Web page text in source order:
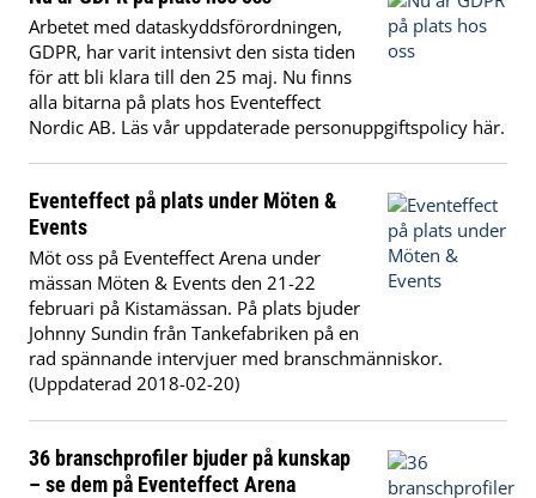
Arbetet med dataskyddsförordningen,
GDPR, har varit intensivt den sista tiden
för att bli klara till den 25 maj. Nu finns
alla bitarna på plats hos Eventeffect
Nordic AB. Läs vår uppdaterade personuppgiftspolicy här.
Eventeffect på plats under Möten &
Events
Möt oss på Eventeffect Arena under
mässan Möten & Events den 21-22
februari på Kistamässan. På plats bjuder
Johnny Sundin från Tankefabriken på en
rad spännande intervjuer med branschmänniskor.
(Uppdaterad 2018-02-20)
36 branschprofiler bjuder på kunskap
– se dem på Eventeffect Arena